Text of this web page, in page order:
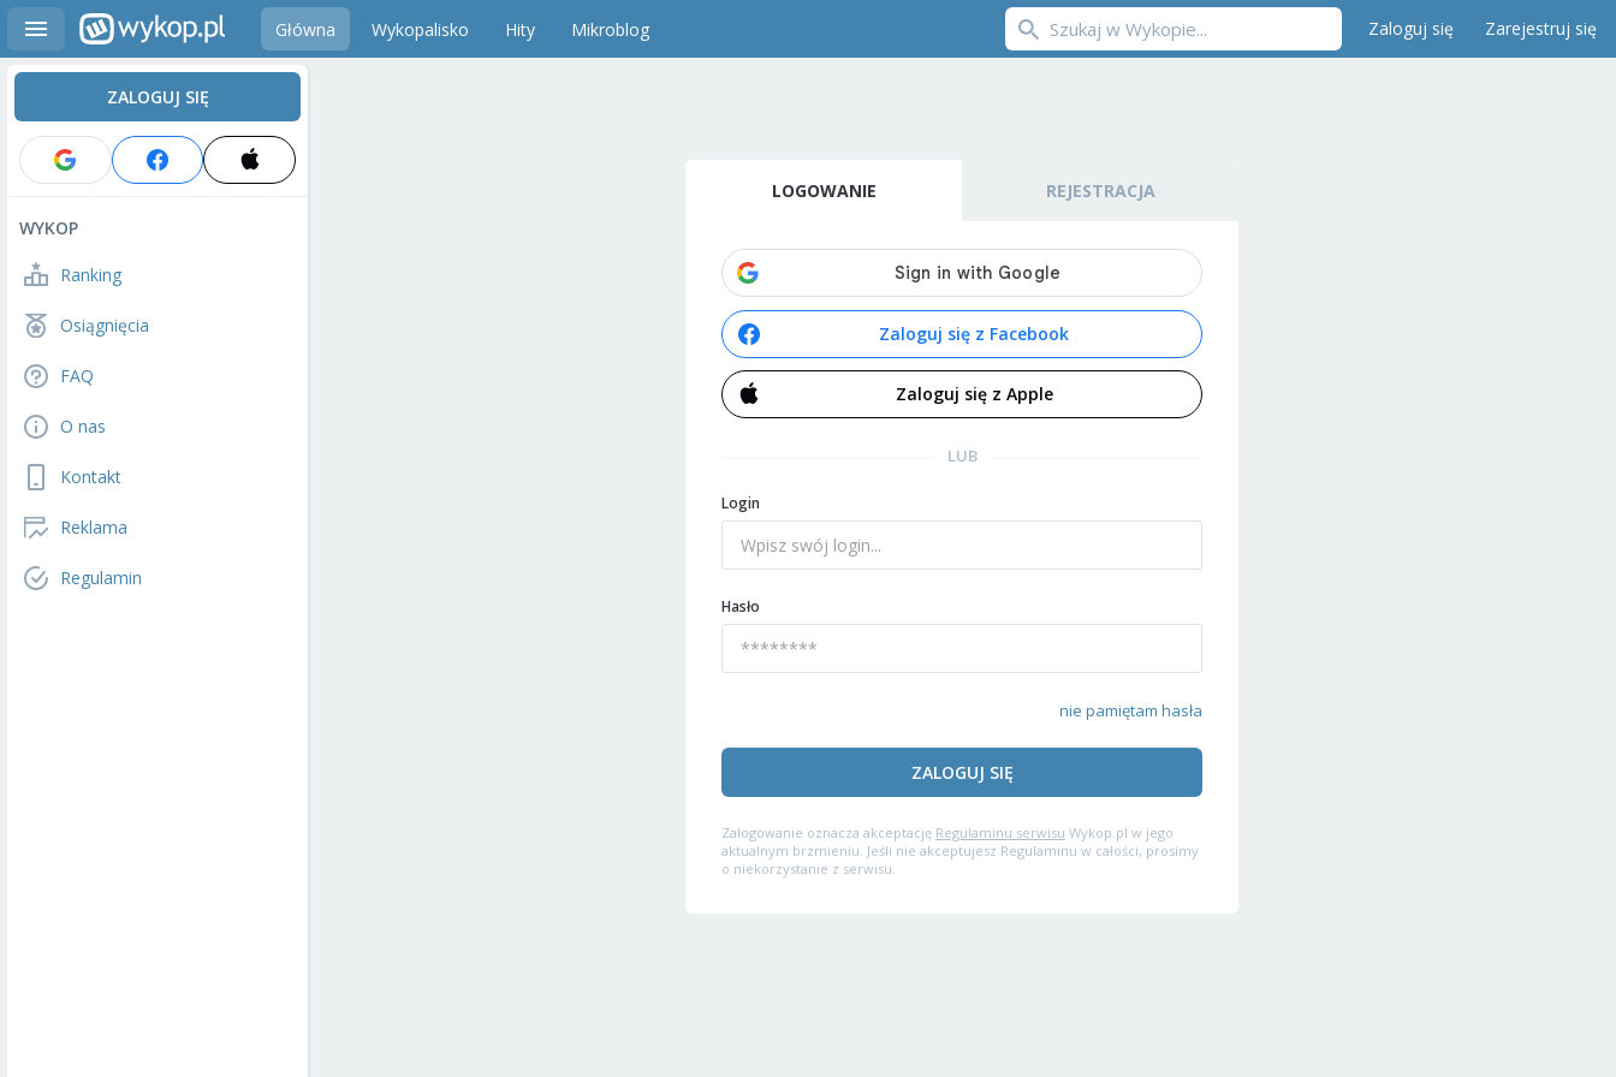
Główna Wykopalisko Hity Mikroblog Zaloguj się Zarejestruj się
ZALOGUJ SIĘ
WYKOP
Ranking
Osiągnięcia
FAQ
O nas
Kontakt
Reklama
Regulamin
LOGOWANIE REJESTRACJA
Zaloguj się z Facebook
Zaloguj się z Apple
LUB
Login
Hasło
nie pamiętam hasła
ZALOGUJ SIĘ
Zalogowanie oznacza akceptację Regulaminu serwisu Wykop.pl w jego
aktualnym brzmieniu. Jeśli nie akceptujesz Regulaminu w całości, prosimy
o niekorzystanie z serwisu.